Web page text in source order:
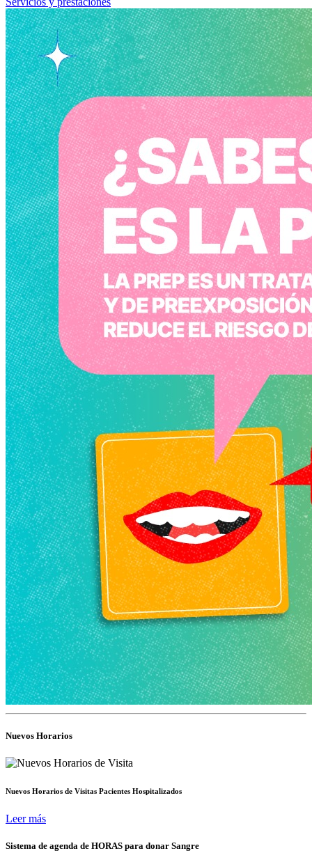
Nuevos Horarios
Nuevos Horarios de Visitas Pacientes Hospitalizados
Leer más
Sistema de agenda de HORAS para donar Sangre